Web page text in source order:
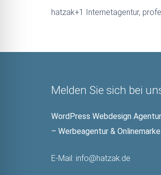
hatzak+1 Internetagentur,
Melden Sie sich bei
WordPress Webdesign
– Werbeagentur &
E-Mail: info@hatzak.de